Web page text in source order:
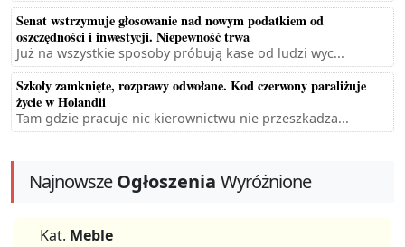
Senat wstrzymuje głosowanie nad nowym podatkiem od
oszczędności i inwestycji. Niepewność trwa
Już na wszystkie sposoby próbują kase od ludzi wyc...
Szkoły zamknięte, rozprawy odwołane. Kod czerwony paraliżuje
życie w Holandii
Tam gdzie pracuje nic kierownictwu nie przeszkadza...
NajnowszeOgłoszenia Wyróżnione
Kat. Meble